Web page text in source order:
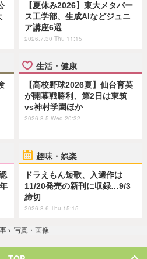
【夏休み2026】東大メタバー
ス工学部、生成AIなどジュニ
ア講座6選
2026.7.30 Thu 11:15
生活・健康
【高校野球2026夏】仙台育英
が開幕戦勝利、第2日は東筑
vs神村学園ほか
2026.8.5 Wed 20:32
趣味・娯楽
ドラえもん短歌、入選作は
11/20発売の新刊に収録…9/3
締切
2026.8.6 Thu 15:15
› 写真・画像